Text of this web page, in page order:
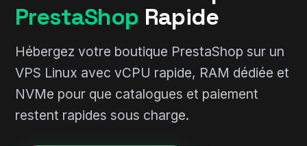
PrestaShop Rapide
Hébergez votre boutique PrestaShop sur un
VPS Linux avec vCPU rapide, RAM dédiée et
NVMe pour que catalogues et paiement
restent rapides sous charge.